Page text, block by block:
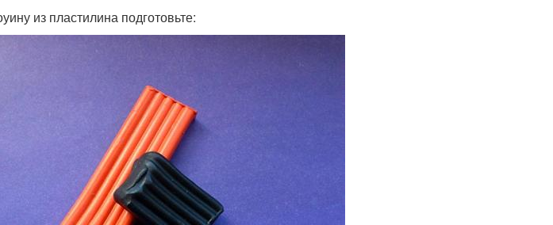
из пластилина подготовьте: